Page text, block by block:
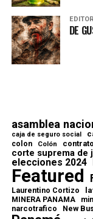
DE
asamblea
caja de seguro social
colon Colón
corte suprema de
elecciones 2024
Featured
Laurentino Cortizo
MINERA PANAMA
narcotrafico New